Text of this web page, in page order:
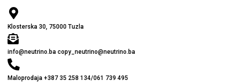
Klosterska 30, 75000 Tuzla
info@neutrino.ba copy_neutrino@neutrino.ba
Maloprodaja +387 35 258 134/061 739 495